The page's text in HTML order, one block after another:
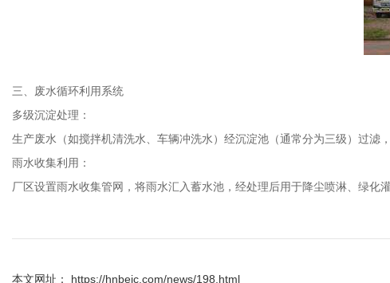
三、废水循环利用系统
多级沉淀处理：
生产废水（如搅拌机清洗水、车辆冲洗水）经沉淀池（通常分为三级）过滤
雨水收集利用：
厂区设置雨水收集管网，将雨水汇入蓄水池，经处理后用于降尘喷淋、绿化
本文网址： https://hnbeic.com/news/198.html